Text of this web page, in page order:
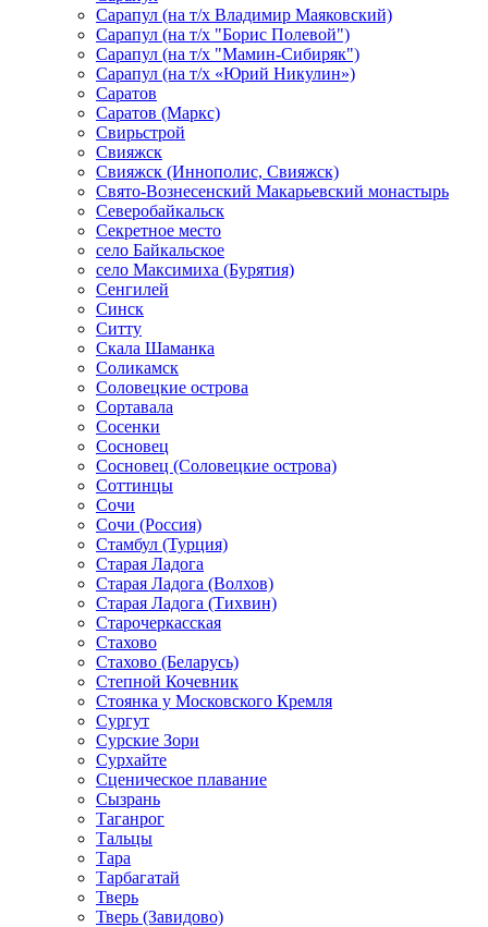
Сарапул (на т/х Владимир Маяковский)
Сарапул (на т/х "Борис Полевой")
Сарапул (на т/х "Мамин-Сибиряк")
Сарапул (на т/х «Юрий Никулин»)
Саратов
Саратов (Маркс)
Свирьстрой
Свияжск
Свияжск (Иннополис, Свияжск)
Свято-Вознесенский Макарьевский монастырь
Северобайкальск
Секретное место
село Байкальское
село Максимиха (Бурятия)
Сенгилей
Синск
Ситту
Скала Шаманка
Соликамск
Соловецкие острова
Сортавала
Сосенки
Сосновец
Сосновец (Соловецкие острова)
Соттинцы
Сочи
Сочи (Россия)
Стамбул (Турция)
Старая Ладога
Старая Ладога (Волхов)
Старая Ладога (Тихвин)
Старочеркасская
Стахово
Стахово (Беларусь)
Степной Кочевник
Стоянка у Московского Кремля
Сургут
Сурские Зори
Сурхайте
Сценическое плавание
Сызрань
Таганрог
Тальцы
Тара
Тарбагатай
Тверь
Тверь (Завидово)